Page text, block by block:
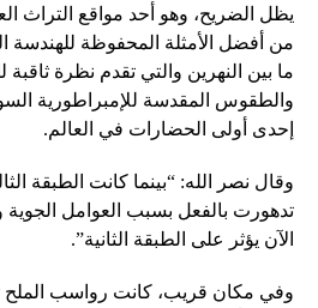
يظل الضريح، وهو أحد مواقع التراث
من أفضل الأمثلة المحفوظة للهندسة
ما بين النهرين والتي تقدم نظرة ثاقبة
والطقوس المقدسة للإمبراطورية
إحدى أولى الحضارات في العالم.
وقال نصر الله: “بينما كانت الطبقة
تدهورت بالفعل بسبب العوامل الجوية
الآن يؤثر على الطبقة الثانية”.
وفي مكان قريب، كانت رواسب الملح